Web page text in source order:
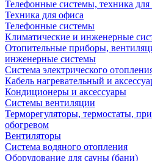
Телефонные системы, техника для
Техника для офиса
Телефонные системы
Климатические и инженерные
Отопительные приборы,
инженерные системы
Система электрического
Кабель нагревательный и
Кондиционеры и аксессуары
Системы вентиляции
Терморегуляторы, термостаты,
обогревом
Вентиляторы
Система водяного отопления
Оборудование для сауны (бани)